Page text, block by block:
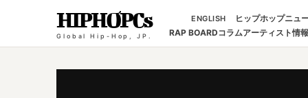
HIPHOPCs
Global Hip-Hop, JP.
ENGLISH
ヒップホップニュ
RAP BOARDコラムアーティスト情報